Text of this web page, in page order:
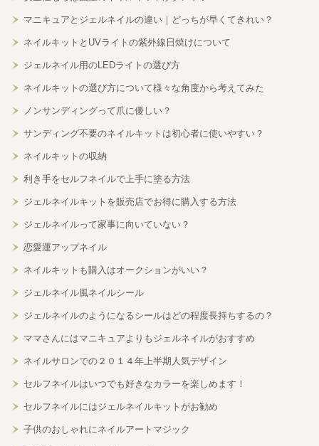
マニキュアとジェルネイルの違い｜どっちが早くてきれい？
ネイルキットとUVライトの紫外線日焼けについて
ジェルネイル用のLEDライトの選び方
ネイルキットの選び方について様々な角度から考えてみた
ノンサンディングって爪に優しい？
サンディング不要のネイルキットは初心者に使いやすい？
ネイルキットの収納
利き手をセルフネイルで上手に塗る方法
ジェルネイルキットを販売店でお得に購入する方法
ジェルネイルって家事に向いていない？
恋愛運アップネイル
ネイルキットも購入はオークションがいい？
ジェルネイル風ネイルシール
ジェルネイルのようになるシールはどの程度長持ちするの？
ママさんにはマニキュアよりもジェルネイルがおすすめ
ネイルサロンでの２０１４年上半期人気デザイン
セルフネイルはいつでも好きなカラーを楽しめます！
セルフネイルにはジェルネイルキットがお勧め
子供のおしゃれにネイルアートマジック